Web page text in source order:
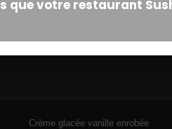
Crème glacée vanille enrobée